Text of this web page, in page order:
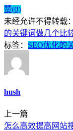
赞(0)
未经允许不得转载：
的关键词做几个比
标签： SEO优化的
hush
上一篇
怎么高效提高网站